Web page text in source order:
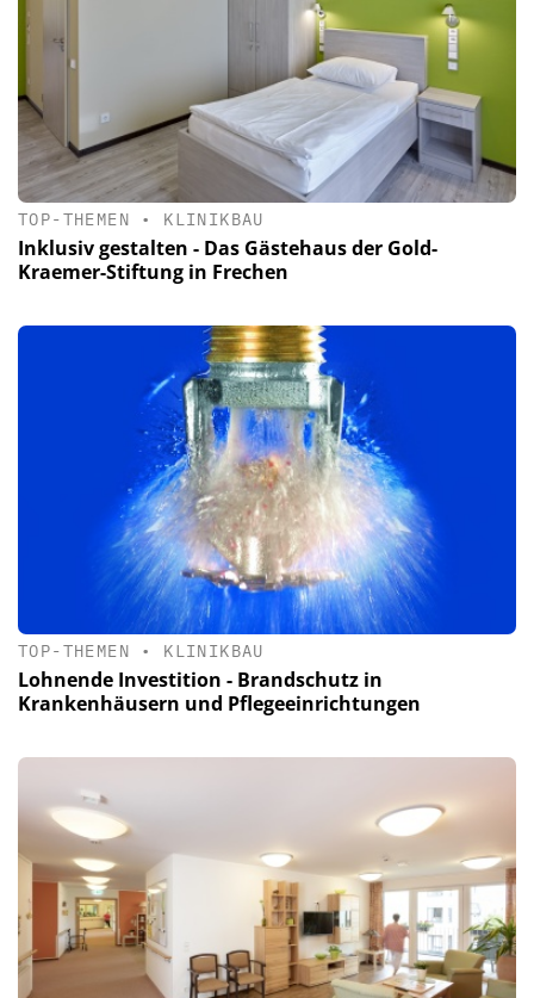
TOP-THEMEN • KLINIKBAU
Inklusiv gestalten - Das Gästehaus der Gold-
Kraemer-Stiftung in Frechen
TOP-THEMEN • KLINIKBAU
Lohnende Investition - Brandschutz in
Krankenhäusern und Pflegeeinrichtungen